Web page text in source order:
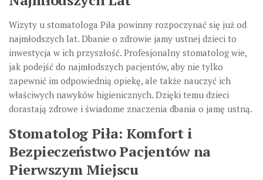
Wizyty u stomatologa Piła powinny rozpoczynać się już od
najmłodszych lat. Dbanie o zdrowie jamy ustnej dzieci to
inwestycja w ich przyszłość. Profesjonalny stomatolog wie,
jak podejść do najmłodszych pacjentów, aby nie tylko
zapewnić im odpowiednią opiekę, ale także nauczyć ich
właściwych nawyków higienicznych. Dzięki temu dzieci
dorastają zdrowe i świadome znaczenia dbania o jamę ustną.
Stomatolog Piła: Komfort i
Bezpieczeństwo Pacjentów na
Pierwszym Miejscu